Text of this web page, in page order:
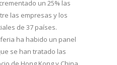
un 25% las
las empresas y los
de 37 países.
ha habido un panel
se han tratado las